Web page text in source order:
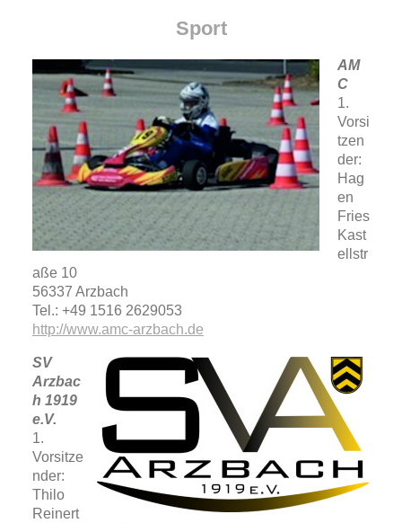
Sport
AM
C
1.
Vorsi
tzen
der:
Hag
en
Fries
Kast
ellstr
aße 10
56337 Arzbach
Tel.: +49 1516 2629053
http://www.amc-arzbach.de
SV
Arzbac
h 1919
e.V.
1.
Vorsitze
nder:
Thilo
Reinert